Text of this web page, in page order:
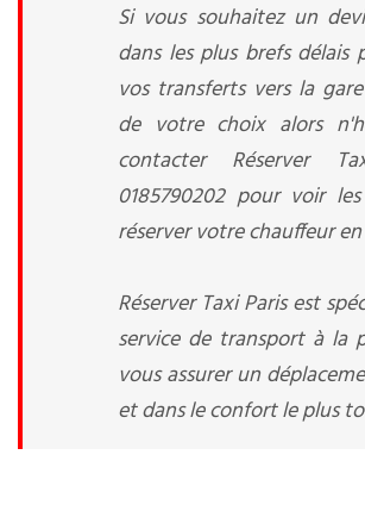
Si vous souhaitez un
dans les plus brefs délais
vos transferts vers la
de votre choix alors
contacter Réserver
0185790202 pour voir
réserver votre chauffeur
Réserver Taxi Paris est
service de transport à la
vous assurer un
et dans le confort le plus